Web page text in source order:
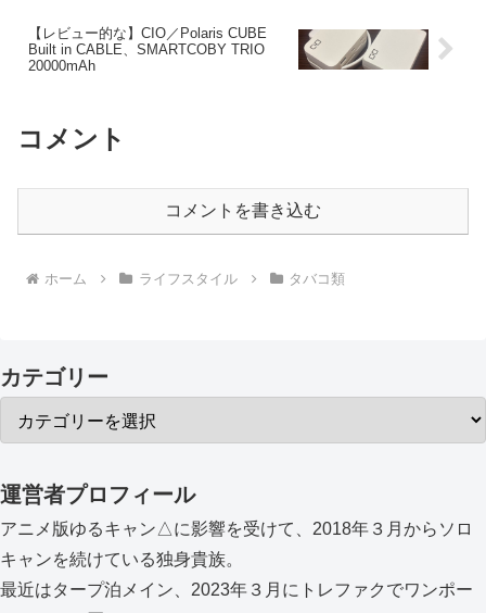
【レビュー的な】CIO／Polaris CUBE
Built in CABLE、SMARTCOBY TRIO
20000mAh
コメント
コメントを書き込む
ホーム ライフスタイル タバコ類
カテゴリー
運営者プロフィール
アニメ版ゆるキャン△に影響を受けて、2018年３月からソロ
キャンを続けている独身貴族。
最近はタープ泊メイン、2023年３月にトレファクでワンポー